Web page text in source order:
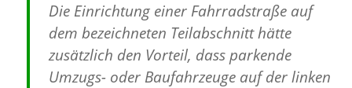
Die Einrichtung einer Fahrradstraße auf
dem bezeichneten Teilabschnitt hätte
zusätzlich den Vorteil, dass parkende
Umzugs- oder Baufahrzeuge auf der linken